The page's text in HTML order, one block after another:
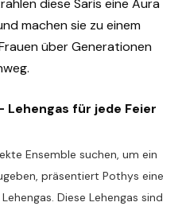
machen sie zu einem
über Generationen
Lehengas für jede Feier
Ensemble suchen, um ein
präsentiert Pothys eine
Diese Lehengas sind